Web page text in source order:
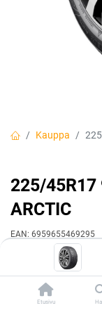
Etusivu
Kauppa
225/45R17
ARCTIC
EAN: 6959655469295
/ kpl
Toimittajilla